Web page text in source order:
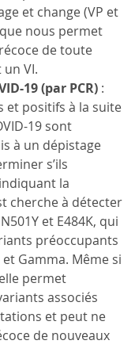
et change (VP et
nous permet
de toute
VI.
19 (par PCR) :
et positifs à la suite
19 sont
à un dépistage
s’ils
la
cherche à détecter
et E484K, qui
préoccupants
Gamma. Même si
permet
associés
et peut ne
de nouveaux